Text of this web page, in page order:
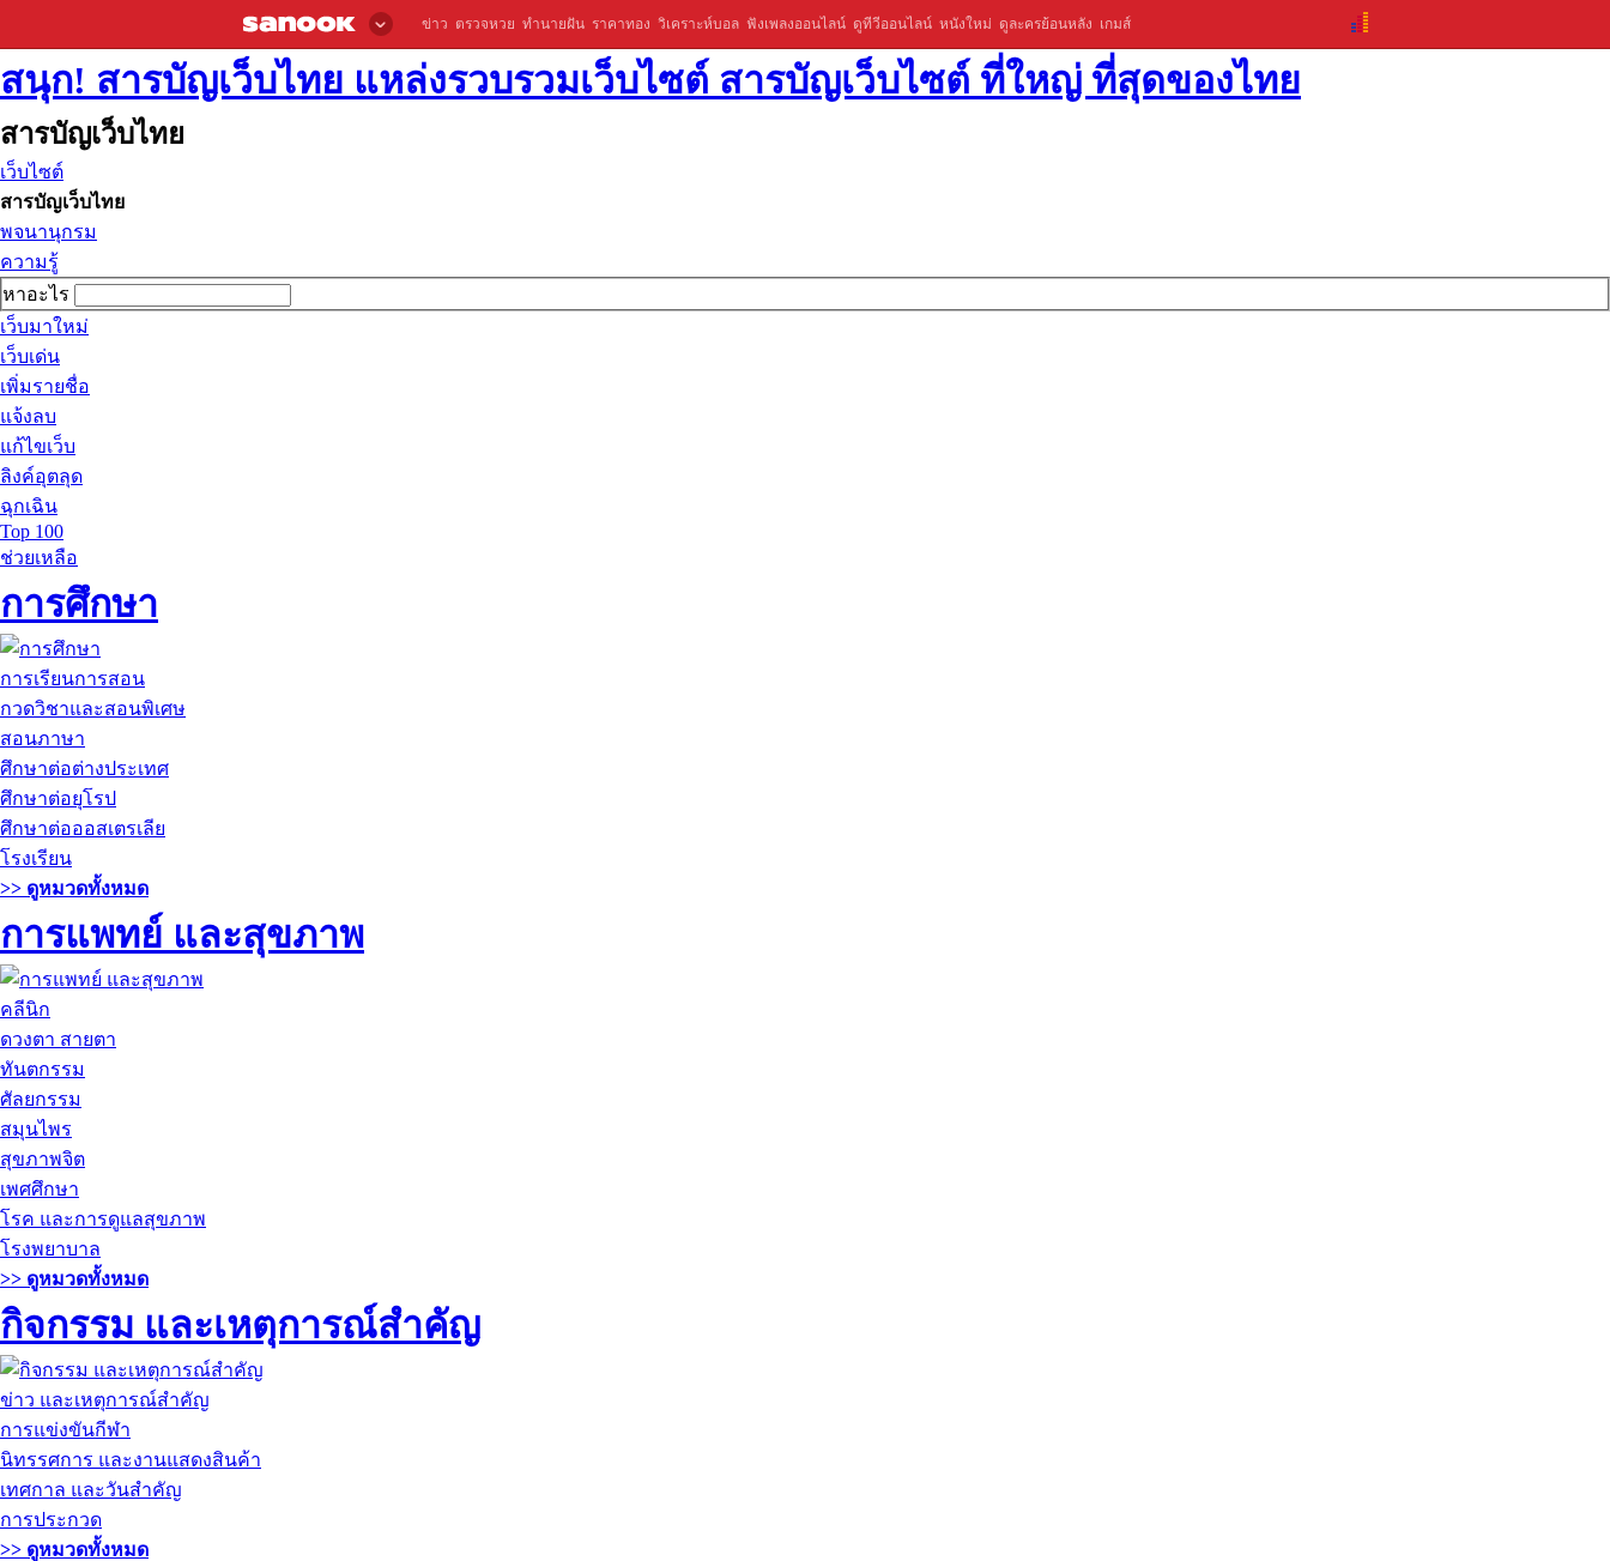
ข่าว ตรวจหวย ทำนายฝัน ราคาทอง วิเคราะห์บอล ฟังเพลงออนไลน์ ดูทีวีออนไลน์ หนังใหม่ ดูละครย้อนหลัง เกมส์
สนุก! สารบัญเว็บไทย แหล่งรวบรวมเว็บไซต์ สารบัญเว็บไซต์ ที่ใหญ่ ที่สุดของไทย
สารบัญเว็บไทย
เว็บไซต์
สารบัญเว็บไทย
พจนานุกรม
ความรู้
หาอะไร
เว็บมาใหม่
เว็บเด่น
เพิ่มรายชื่อ
แจ้งลบ
แก้ไขเว็บ
ลิงค์อุตลุด
ฉุกเฉิน
Top 100
ช่วยเหลือ
การศึกษา
การเรียนการสอน
กวดวิชาและสอนพิเศษ
สอนภาษา
ศึกษาต่อต่างประเทศ
ศึกษาต่อยุโรป
ศึกษาต่อออสเตรเลีย
โรงเรียน
>> ดูหมวดทั้งหมด
การแพทย์ และสุขภาพ
คลีนิก
ดวงตา สายตา
ทันตกรรม
ศัลยกรรม
สมุนไพร
สุขภาพจิต
เพศศึกษา
โรค และการดูแลสุขภาพ
โรงพยาบาล
>> ดูหมวดทั้งหมด
กิจกรรม และเหตุการณ์สำคัญ
ข่าว และเหตุการณ์สำคัญ
การแข่งขันกีฬา
นิทรรศการ และงานแสดงสินค้า
เทศกาล และวันสำคัญ
การประกวด
>> ดูหมวดทั้งหมด